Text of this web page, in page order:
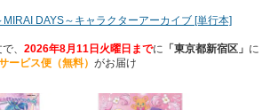
DAYS～キャラクターアーカイブ [単行本]
、 2026年8月11日火曜日までに 「東京都新宿区」 に
ービス便（無料） がお届け